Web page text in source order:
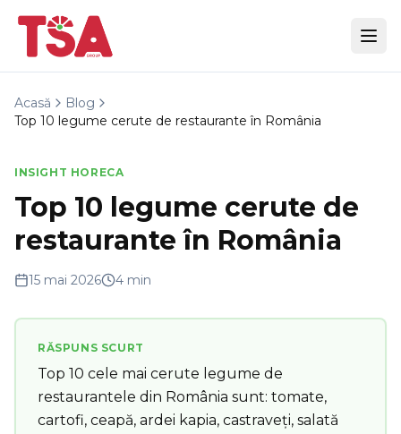
Acasă
Blog
Top 10 legume cerute de restaurante în România
INSIGHT HORECA
Top 10 legume cerute de
restaurante în România
15 mai 2026 4 min
RĂSPUNS SCURT
Top 10 cele mai cerute legume de
restaurantele din România sunt: tomate,
cartofi, ceapă, ardei kapia, castraveți, salată